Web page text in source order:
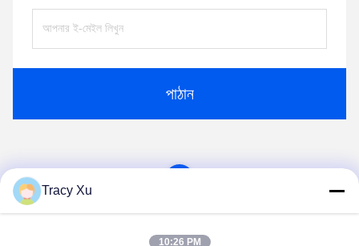
পাঠান
Tracy Xu
10:26 PM